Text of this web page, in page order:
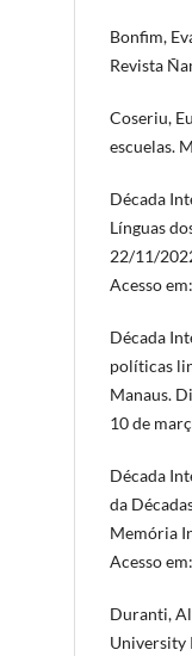
Bonfim,
Revista
Coseriu,
escuelas.
Década
Línguas
22/11/
Acesso
Década
políticas
Manaus.
10 de
Década
da
Memória
Acesso
Duranti,
University